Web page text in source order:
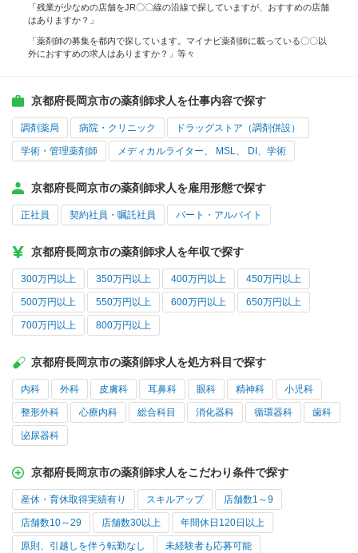
「残業が少なめの店舗をJR〇〇線の沿線で探していますが、おすすめの店舗
はありますか？」
「薬剤師の募集を都内で探しています。マイナビ薬剤師に載っている〇〇以
外におすすめの求人はありますか？」等々
京都府長岡京市の薬剤師求人を仕事内容で探す
調剤薬局 病院・クリニック ドラッグストア（調剤併設）
学術・管理薬剤師 メディカルライター、 MSL、 DI、学術
京都府長岡京市の薬剤師求人を雇用形態で探す
正社員 契約社員・嘱託社員 パート・アルバイト
京都府長岡京市の薬剤師求人を年収で探す
300万円以上 350万円以上 400万円以上 450万円以上
500万円以上 550万円以上 600万円以上 650万円以上
700万円以上 800万円以上
京都府長岡京市の薬剤師求人を処方科目で探す
内科 外科 皮膚科 耳鼻科 眼科 精神科 小児科
整形外科 心療内科 総合科目 消化器科 循環器科 歯科
泌尿器科
京都府長岡京市の薬剤師求人をこだわり条件で探す
産休・育休取得実績有り スキルアップ 店舗数1～9
店舗数10～29 店舗数30以上 年間休日120日以上
原則、引越しを伴う転勤なし 未経験者も応募可能